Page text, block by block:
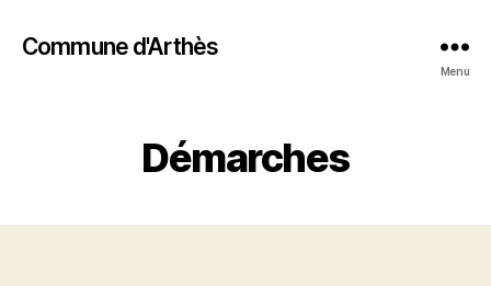
Commune d'Arthès
Menu
Démarches